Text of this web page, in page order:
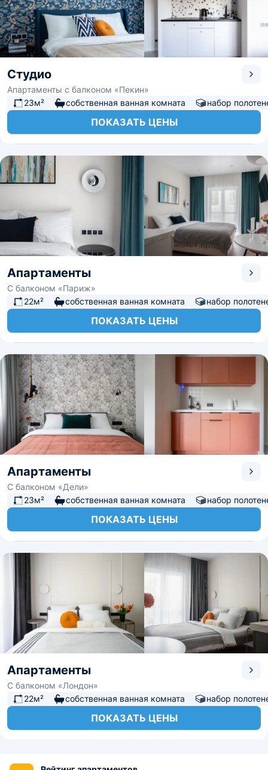
Студио
Апартаменты с балконом «Пекин»
23м²
собственная ванная комната набор
ПОКАЗАТЬ ЦЕНЫ
Апартаменты
С балконом «Париж»
22м²
собственная ванная комната набор
ПОКАЗАТЬ ЦЕНЫ
Апартаменты
С балконом «Дели»
23м²
собственная ванная комната набор
ПОКАЗАТЬ ЦЕНЫ
Апартаменты
С балконом «Лондон»
22м²
собственная ванная комната набор
ПОКАЗАТЬ ЦЕНЫ